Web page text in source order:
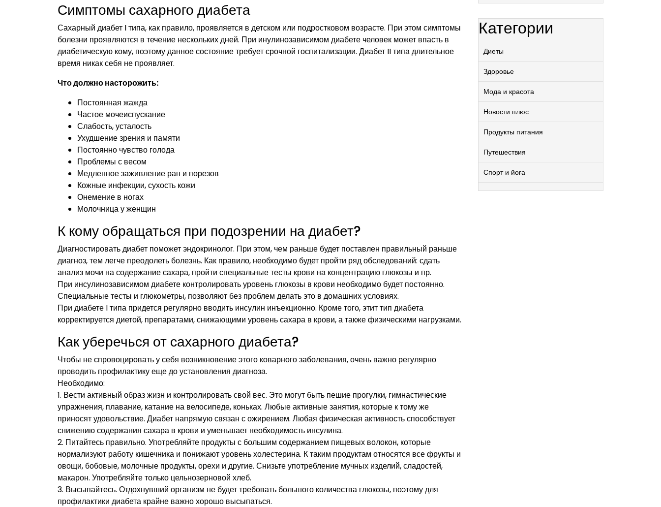
Симптомы сахарного диабета
Сахарный диабет I типа, как правило, проявляется в детском или подростковом возрасте. При этом симптомы
болезни проявляются в течение нескольких дней. При инулинозависимом диабете человек может впасть в
диабетическую кому, поэтому данное состояние требует срочной госпитализации. Диабет II типа длительное
время никак себя не проявляет.
Что должно насторожить:
Постоянная жажда
Частое мочеиспускание
Слабость, усталость
Ухудшение зрения и памяти
Постоянно чувство голода
Проблемы с весом
Медленное заживление ран и порезов
Кожные инфекции, сухость кожи
Онемение в ногах
Молочница у женщин
К кому обращаться при подозрении на диабет?
Диагностировать диабет поможет эндокринолог. При этом, чем раньше будет поставлен правильный раньше
диагноз, тем легче преодолеть болезнь. Как правило, необходимо будет пройти ряд обследований: сдать
анализ мочи на содержание сахара, пройти специальные тесты крови на концентрацию глюкозы и пр.
При инсулинозависимом диабете контролировать уровень глюкозы в крови необходимо будет постоянно.
Специальные тесты и глюкометры, позволяют без проблем делать это в домашних условиях.
При диабете I типа придется регулярно вводить инсулин инъекционно. Кроме того, этит тип диабета
корректируется диетой, препаратами, снижающими уровень сахара в крови, а также физическими нагрузками.
Как уберечься от сахарного диабета?
Чтобы не спровоцировать у себя возникновение этого коварного заболевания, очень важно регулярно
проводить профилактику еще до установления диагноза.
Необходимо:
1. Вести активный образ жизн и контролировать свой вес. Это могут быть пешие прогулки, гимнастические
упражнения, плавание, катание на велосипеде, коньках. Любые активные занятия, которые к тому же
приносят удовольствие. Диабет напрямую связан с ожирением. Любая физическая активность способствует
снижению содержания сахара в крови и уменьшает необходимость инсулина.
2. Питайтесь правильно. Употребляйте продукты с большим содержанием пищевых волокон, которые
нормализуют работу кишечника и понижают уровень холестерина. К таким продуктам относятся все фрукты и
овощи, бобовые, молочные продукты, орехи и другие. Снизьте употребление мучных изделий, сладостей,
макарон. Употребляйте только цельнозерновой хлеб.
3. Высыпайтесь. Отдохнувший организм не будет требовать большого количества глюкозы, поэтому для
профилактики диабета крайне важно хорошо высыпаться.
Категории
Диеты
Здоровье
Мода и красота
Новости плюс
Продукты питания
Путешествия
Спорт и йога